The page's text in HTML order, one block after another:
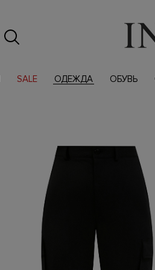
SALE ОДЕЖДА ОБУВЬ